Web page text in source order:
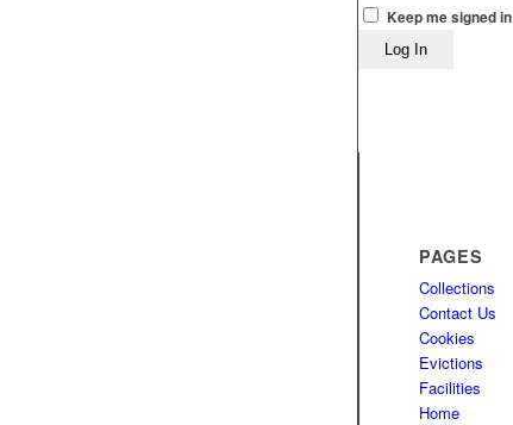
Keep me signed in
Log In
PAGES
Collections
Contact Us
Cookies
Evictions
Facilities
Home